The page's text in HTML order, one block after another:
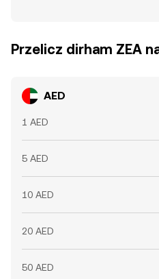
Przelicz dirham ZEA
AED
1 AED
5 AED
10 AED
20 AED
50 AED